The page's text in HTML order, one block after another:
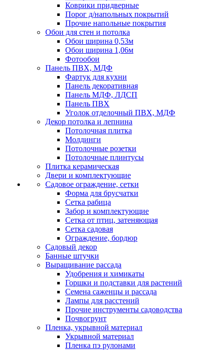
Коврики придверные
Порог д/напольных покрытий
Прочие напольные покрытия
Обои для стен и потолка
Обои ширина 0,53м
Обои ширина 1,06м
Фотообои
Панель ПВХ, МДФ
Фартук для кухни
Панель декоративная
Панель МДФ, ЛДСП
Панель ПВХ
Уголок отделочный ПВХ, МДФ
Декор потолка и лепнина
Потолочная плитка
Молдинги
Потолочные розетки
Потолочные плинтусы
Плитка керамическая
Двери и комплектующие
Садовое ограждение, сетки
Форма для брусчатки
Сетка рабица
Забор и комплектующие
Сетка от птиц, затеняющая
Сетка садовая
Ограждение, бордюр
Садовый декор
Банные штучки
Выращивание рассада
Удобрения и химикаты
Горшки и подставки для растений
Семена саженцы и рассада
Лампы для расстений
Прочие инструменты садоводства
Почвогрунт
Пленка, укрывной материал
Укрывной материал
Пленка пэ рулонами